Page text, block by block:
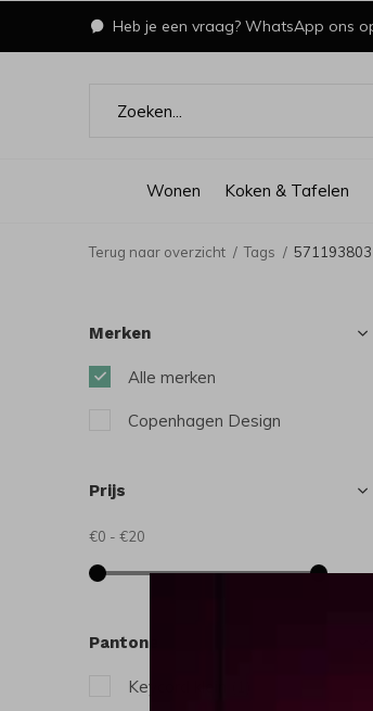
Wonen Koken & Tafelen
Heb je een vraag? WhatsApp ons
Terug naar overzicht Tags
Merken
Alle merken
Copenhagen Design
Prijs
€0 - €20
Pantone
Keycord klein